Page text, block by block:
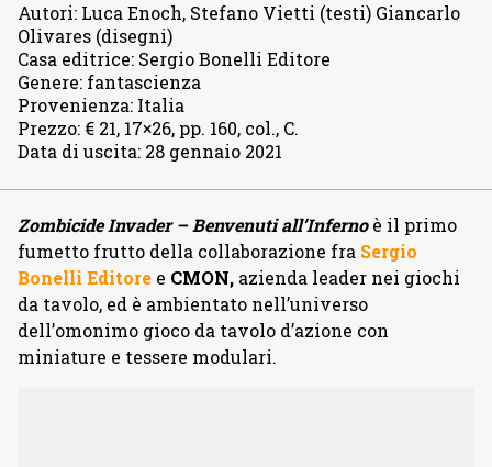
Autori: Luca Enoch, Stefano Vietti (testi) Giancarlo
Olivares (disegni)
Casa editrice: Sergio Bonelli Editore
Genere: fantascienza
Provenienza: Italia
Prezzo: € 21, 17×26, pp. 160, col., C.
Data di uscita: 28 gennaio 2021
Zombicide Invader – Benvenuti all’Inferno è il primo
fumetto frutto della collaborazione fra Sergio
Bonelli Editore e CMON, azienda leader nei giochi
da tavolo, ed è ambientato nell’universo
dell’omonimo gioco da tavolo d’azione con
miniature e tessere modulari.